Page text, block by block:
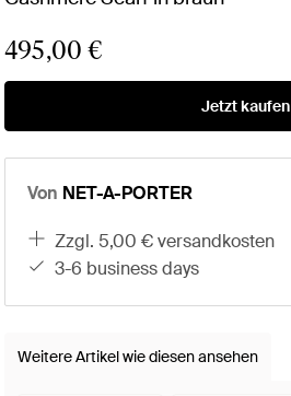
495,00 €
Jetzt kaufen
Von NET-A-PORTER
zzgl. 5,00 € versandkosten
3-6 business days
Weitere Artikel wie diesen ansehen